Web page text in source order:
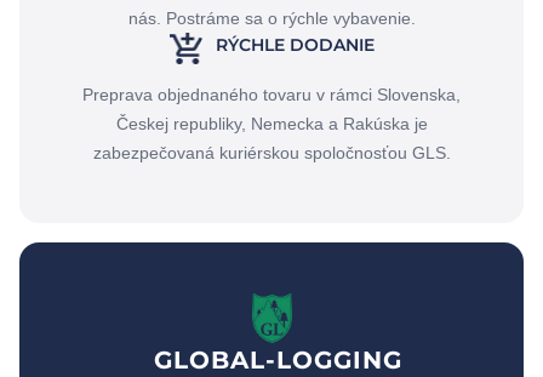
nás. Postráme sa o rýchle vybavenie.
RÝCHLE DODANIE
Preprava objednaného tovaru v rámci Slovenska,
Českej republiky, Nemecka a Rakúska je
zabezpečovaná kuriérskou spoločnosťou GLS.
GLOBAL-LOGGING